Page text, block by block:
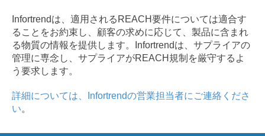
Infortrendは、適用されるREACH要件については適合す
ることをお約束し、顧客の求めに応じて、製品に含まれ
る物質の情報を提供します。Infortrendは、サプライアの
管理に専念し、サプライアがREACH規制を厳守するよ
う要求します。
詳細については、Infortrendの営業担当者にご連絡くださ
い。